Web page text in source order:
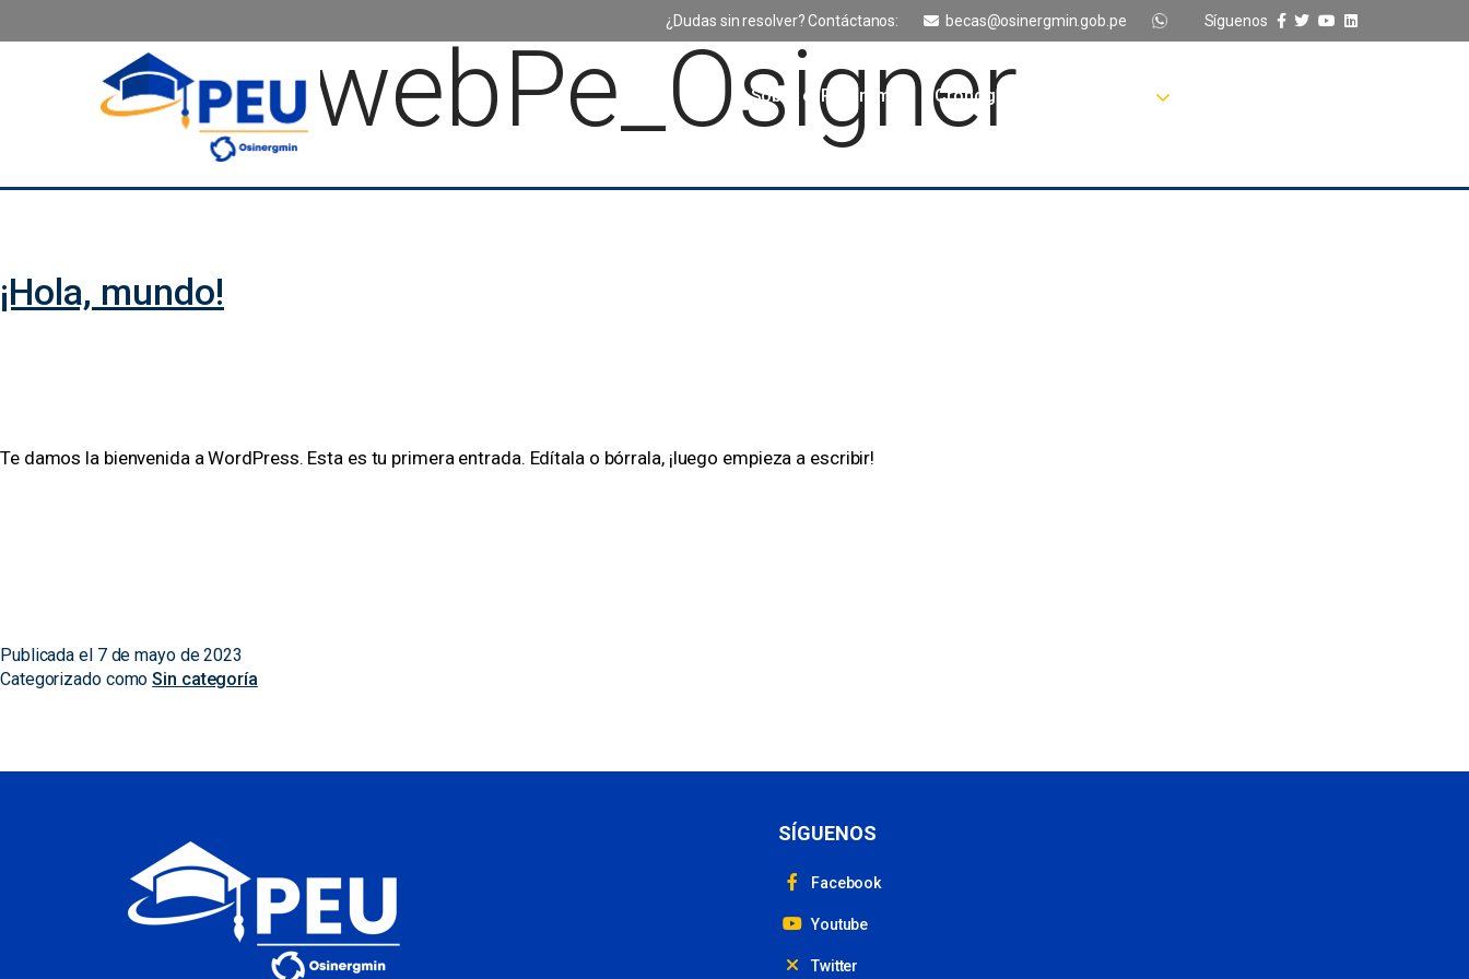
¿Dudas sin resolver? Contáctanos: becas@osinergmin.gob.pe Síguenos
Sobre el Programa Cronograma
Autor:webPe_Osigner
¡Hola, mundo!
Te damos la bienvenida a WordPress. Esta es tu primera entrada. Edítala o bórrala, ¡luego empieza a escribir!
Publicada el 7 de mayo de 2023
Categorizado comoSin categoría
SÍGUENOS
Facebook
Youtube
Twitter